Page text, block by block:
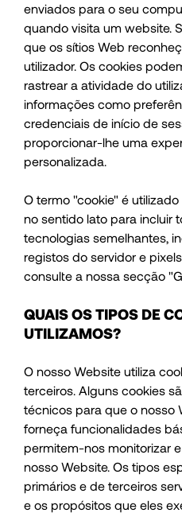
enviados para o seu
quando visita um website.
que os sítios Web
utilizador. Os cookies
rastrear a atividade do
informações como
credenciais de início de
proporcionar-lhe uma
personalizada.
O termo "cookie" é
no sentido lato para incluir
tecnologias semelhantes,
registos do servidor e
consulte a nossa secção
QUAIS OS TIPOS DE
UTILIZAMOS?
O nosso Website utiliza
terceiros. Alguns cookies
técnicos para que o nosso
forneça funcionalidades
permitem-nos monitorizar
nosso Website. Os tipos
primários e de terceiros
e os propósitos que eles